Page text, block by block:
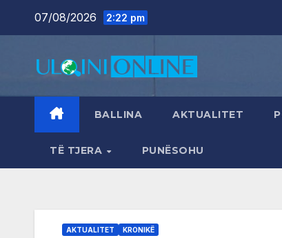
07/08/2026 2:22 pm
BALLINA AKTUALITET
TË TJERA PUNËSOHU
AKTUALITET KRONIKË